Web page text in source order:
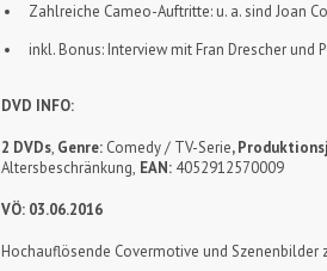
Zahlreiche Cameo-Auftritte: u. a. sind Joan
inkl. Bonus: Interview mit Fran Drescher und
DVD INFO:
2 DVDs, Genre: Comedy / TV-Serie,
Altersbeschränkung, EAN: 4052912570009
VÖ: 03.06.2016
Hochauflösende Covermotive und Szenenbilder